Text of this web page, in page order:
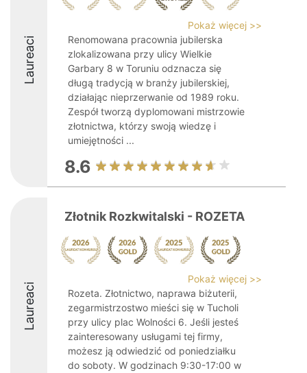
Laureaci
Pokaż więcej >>
Renomowana pracownia jubilerska
zlokalizowana przy ulicy Wielkie
Garbary 8 w Toruniu odznacza się
długą tradycją w branży jubilerskiej,
działając nieprzerwanie od 1989 roku.
Zespół tworzą dyplomowani mistrzowie
złotnictwa, którzy swoją wiedzę i
umiejętności ...
8.6
Laureaci
Złotnik Rozkwitalski - ROZETA
Pokaż więcej >>
Rozeta. Złotnictwo, naprawa biżuterii,
zegarmistrzostwo mieści się w Tucholi
przy ulicy plac Wolności 6. Jeśli jesteś
zainteresowany usługami tej firmy,
możesz ją odwiedzić od poniedziałku
do soboty. W godzinach 9:30-17:00 w